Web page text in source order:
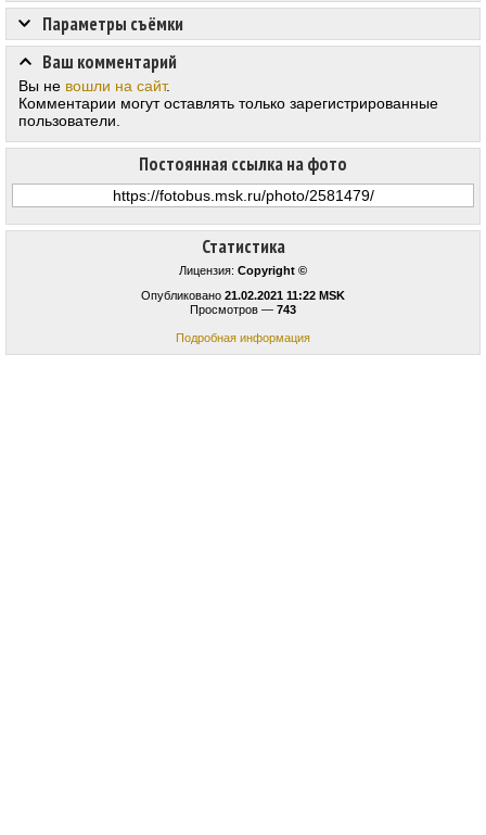
Статистика
Лицензия: Copyright ©
Опубликовано 21.02.2021 11:22 MSK
Просмотров — 743
Подробная информация
Постоянная ссылка на фото
Параметры съёмки
Ваш комментарий
Вы не вошли на сайт.
Комментарии могут оставлять только зарегистрированные
пользователи.